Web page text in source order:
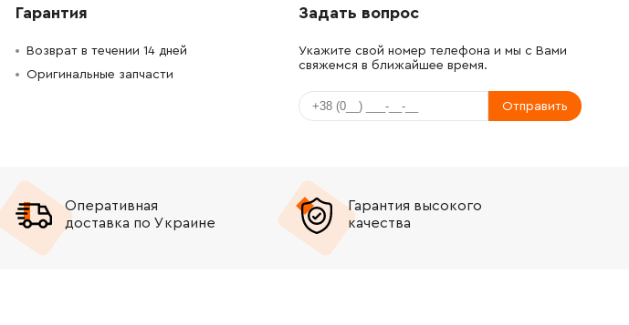
Гарантия
Возврат в течении 14 дней
Оригинальные запчасти
Задать вопрос
Укажите свой номер телефона и мы с Вами
свяжемся в ближайшее время.
Отправить
Оперативная
доставка по Украине
Гарантия высокого
качества